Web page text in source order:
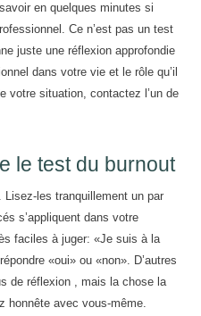
en quelques minutes si
Ce n’est pas un test
juste une réflexion approfondie
dans votre vie et le rôle qu’il
votre situation, contactez l’un de
le test du burnout
Lisez-les tranquillement un par
s’appliquent dans votre
faciles à juger: «Je suis à la
«oui» ou «non». D’autres
de réflexion , mais la chose la
honnête avec vous-même.